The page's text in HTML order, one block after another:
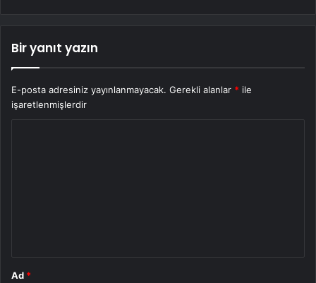
Bir yanıt yazın
E-posta adresiniz yayınlanmayacak. Gerekli alanlar * ile
işaretlenmişlerdir
Ad *